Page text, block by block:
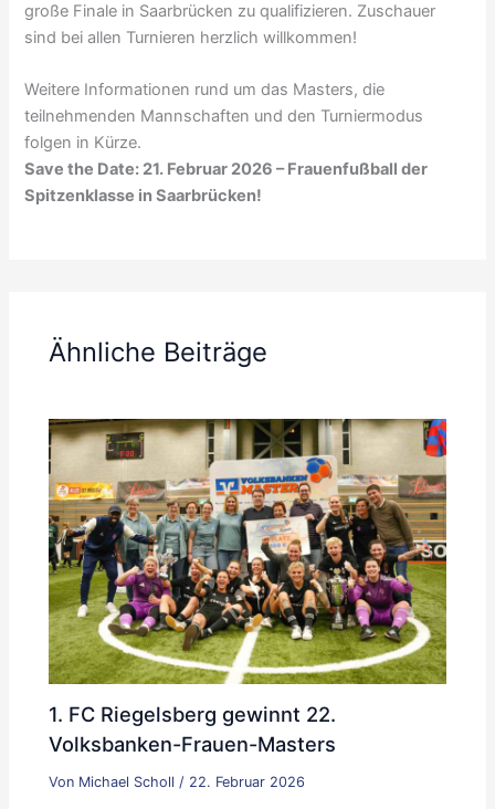
große Finale in Saarbrücken zu qualifizieren. Zuschauer
sind bei allen Turnieren herzlich willkommen!
Weitere Informationen rund um das Masters, die
teilnehmenden Mannschaften und den Turniermodus
folgen in Kürze.
Save the Date: 21. Februar 2026 – Frauenfußball der
Spitzenklasse in Saarbrücken!
Ähnliche Beiträge
1. FC Riegelsberg gewinnt 22.
Volksbanken-Frauen-Masters
Von Michael Scholl/ 22. Februar 2026